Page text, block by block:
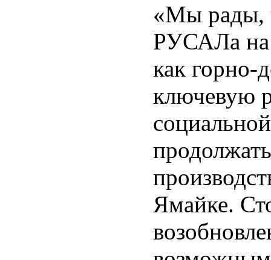
«Мы рады,
РУСАЛа на
как горно-
ключевую
Ямайке.